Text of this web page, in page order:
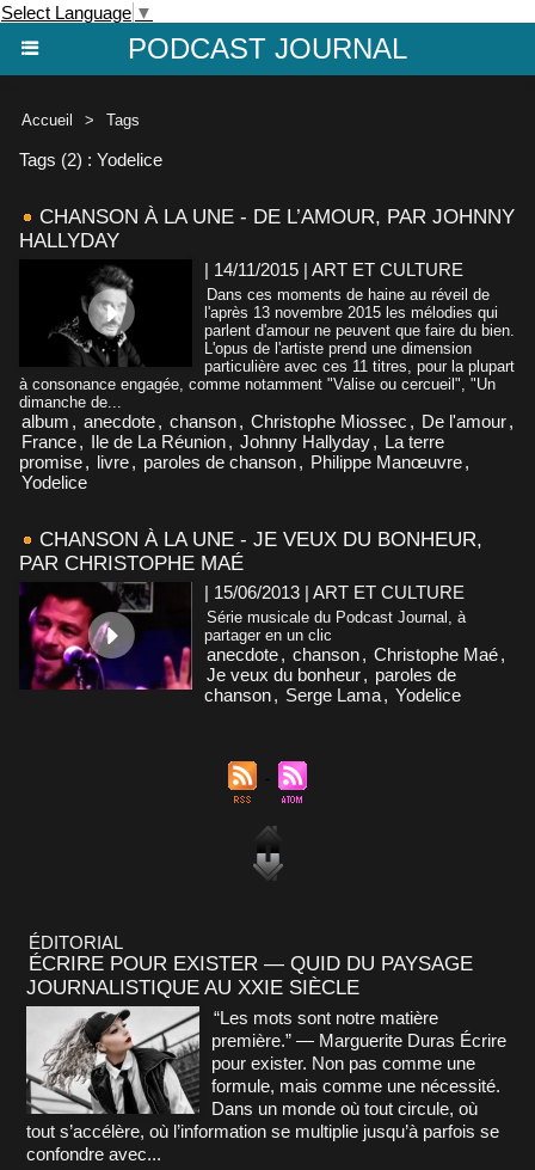
Select Language ▼
PODCAST JOURNAL
Accueil > Tags
Tags (2) : Yodelice
CHANSON À LA UNE - DE L’AMOUR, PAR JOHNNY
HALLYDAY
| 14/11/2015 | ART ET CULTURE
Dans ces moments de haine au réveil de
l'après 13 novembre 2015 les mélodies qui
parlent d'amour ne peuvent que faire du bien.
L'opus de l'artiste prend une dimension
particulière avec ces 11 titres, pour la plupart
à consonance engagée, comme notamment "Valise ou cercueil", "Un
dimanche de...
album , anecdote, chanson, Christophe Miossec , De l'amour,
France, Ile de La Réunion, Johnny Hallyday, La terre
promise, livre, paroles de chanson, Philippe Manœuvre,
Yodelice
CHANSON À LA UNE - JE VEUX DU BONHEUR,
PAR CHRISTOPHE MAÉ
| 15/06/2013 | ART ET CULTURE
Série musicale du Podcast Journal, à
partager en un clic
anecdote, chanson, Christophe Maé,
Je veux du bonheur, paroles de
chanson, Serge Lama, Yodelice
ÉDITORIAL
ÉCRIRE POUR EXISTER — QUID DU PAYSAGE
JOURNALISTIQUE AU XXIE SIÈCLE
“Les mots sont notre matière
première.” — Marguerite Duras Écrire
pour exister. Non pas comme une
formule, mais comme une nécessité.
Dans un monde où tout circule, où
tout s’accélère, où l’information se multiplie jusqu’à parfois se
confondre avec...